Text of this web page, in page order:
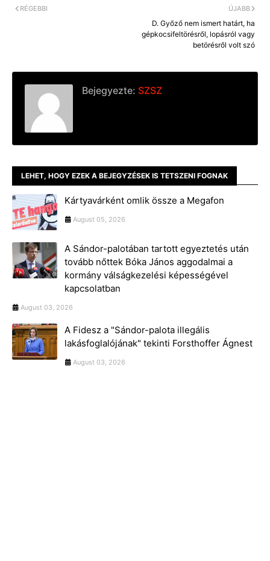
ÚJABB
D. Győző nem ismert határt, ha
gépkocsifeltörésről, lopásról vagy
betörésről volt szó
RÉGEBBI
Bejegyezte: SZSZ
LEHET, HOGY EZEK A BEJEGYZÉSEK IS TETSZENI FOGNAK
Kártyavárként omlik össze a Megafon
August 05, 2026
A Sándor-palotában tartott egyeztetés után
tovább nőttek Bóka János aggodalmai a
kormány válságkezelési képességével
kapcsolatban
August 03, 2026
A Fidesz a "Sándor-palota illegális
lakásfoglalójának" tekinti Forsthoffer Ágnest
August 03, 2026